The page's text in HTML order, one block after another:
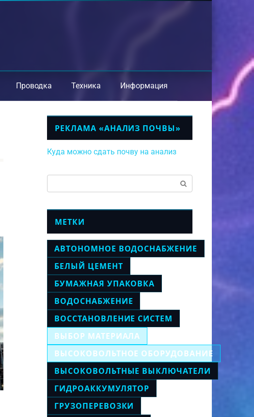
Проводка Техника Информация
РЕКЛАМА «АНАЛИЗ ПОЧВЫ»
Куда можно сдать почву на анализ
МЕТКИ
АВТОНОМНОЕ ВОДОСНАБЖЕНИЕ
БЕЛЫЙ ЦЕМЕНТ
БУМАЖНАЯ УПАКОВКА
ВОДОСНАБЖЕНИЕ
ВОССТАНОВЛЕНИЕ СИСТЕМ
ВЫБОР МАТЕРИАЛА
ВЫСОКОВОЛЬТНОЕ ОБОРУДОВАНИЕ
ВЫСОКОВОЛЬТНЫЕ ВЫКЛЮЧАТЕЛИ
ГИДРОАККУМУЛЯТОР
ГРУЗОПЕРЕВОЗКИ